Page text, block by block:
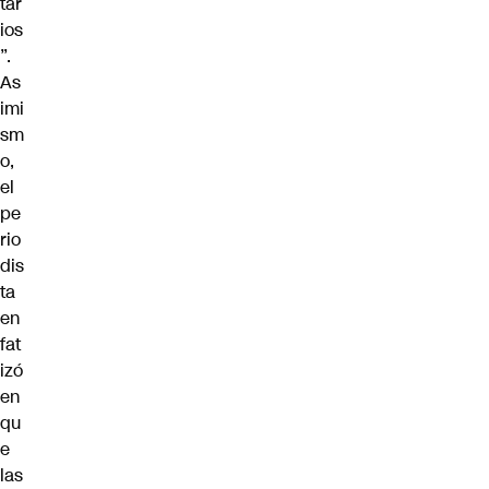
ios
”.
As
imi
sm
o,
el
pe
rio
dis
ta
en
fat
izó
en
qu
e
las